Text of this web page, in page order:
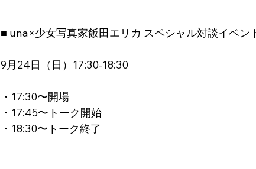
■ una×少女写真家飯田エリカ スペシャル対談イベン
9月24日（日）17:30-18:30
・17:30〜開場
・17:45〜トーク開始
・18:30〜トーク終了